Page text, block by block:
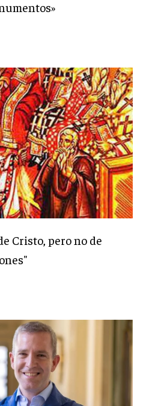
Cristo, pero no de